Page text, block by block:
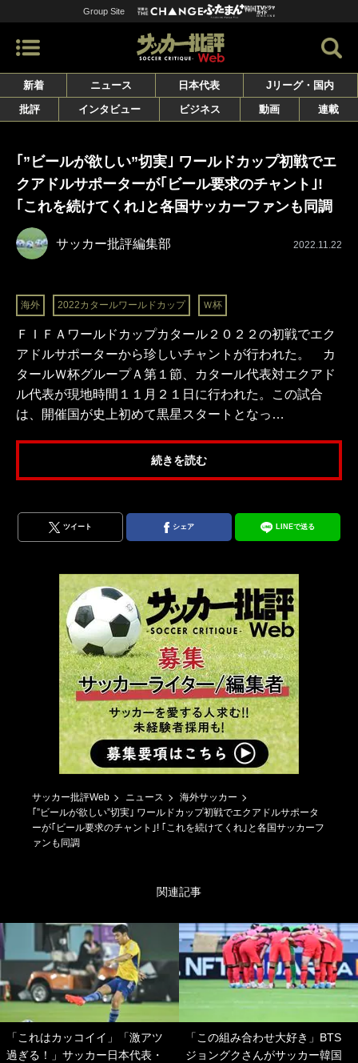
Group Site
新着 ニュース 日本代表
Jリーグ・国内
批評
インタビュー ビジネス 動画 連載
｢”ビールが欲しい”切実｣ ワールドカップ初戦でエ
クアドルサポーターが｢ビール要求のチャント｣!
｢これを続けてくれ｣と各国サッカーファンも同調
サッカー批評編集部 2022.11.22
海外 2022カタールワールドカップ Ｗ杯
ＦＩＦＡワールドカップカタール２０２２の初戦でエク
アドルサポーターから珍しいチャントが行われた。 カ
タールＷ杯グループＡ第１節、カタール代表対エクアド
ル代表が現地時間１１月２１日に行われた。この試合
は、開催国が史上初めて黒星スタートとなっ…
続きを読む
ツイート シェア LINEで送る
サッカー批評Web ニュース
海外サッカー
｢”ビールが欲しい”切実｣ ワールドカップ初戦でエクアドルサポータ
ーが｢ビール要求のチャント｣! ｢これを続けてくれ｣と各国サッカーフ
ァンも同調
関連記事
「これはカッコイイ」「激アツ
過ぎる！」サッカー日本代表・
「この組み合わせ大好き」BTS
ジョングクさんがサッカー韓国